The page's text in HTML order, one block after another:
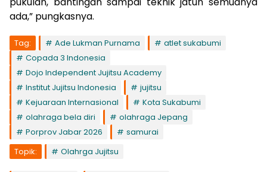
ada,” pungkasnya.
Tag: Ade Lukman Purnama
atlet sukabumi
Copada 3 Indonesia
Dojo Independent Jujitsu Academy
Institut Jujitsu Indonesia
jujitsu
Kejuaraan Internasional
Kota Sukabumi
olahraga bela diri
olahraga Jepang
Porprov Jabar 2026
samurai
Topik:
Olahrga Jujitsu